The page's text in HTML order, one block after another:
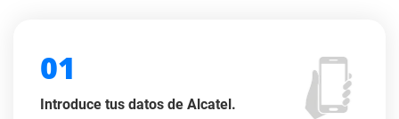
01
Introduce tus datos de Alcatel.